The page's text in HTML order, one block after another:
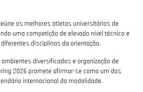
os melhores atletas universitários de
uma competição de elevado nível técnico e
disciplinas da orientação.
diversificados e organização de
2026 promete afirmar-se como um dos
internacional da modalidade.